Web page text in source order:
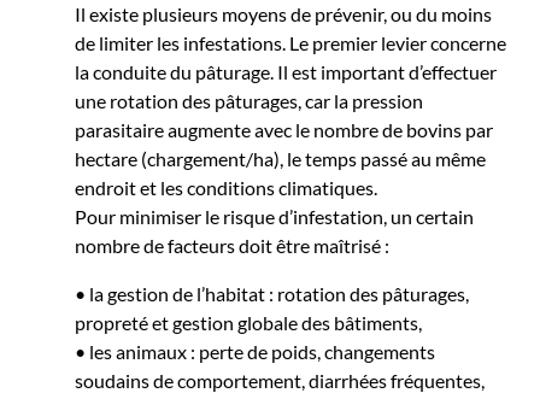
Il existe plusieurs moyens de prévenir, ou du moins
de limiter les infestations. Le premier levier concerne
la conduite du pâturage. Il est important d’effectuer
une rotation des pâturages, car la pression
parasitaire augmente avec le nombre de bovins par
hectare (chargement/ha), le temps passé au même
endroit et les conditions climatiques.
Pour minimiser le risque d’infestation, un certain
nombre de facteurs doit être maîtrisé :
• la gestion de l’habitat : rotation des pâturages,
propreté et gestion globale des bâtiments,
• les animaux : perte de poids, changements
soudains de comportement, diarrhées fréquentes,